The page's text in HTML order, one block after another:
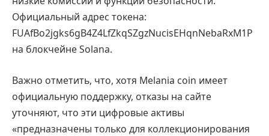
Официальный адрес токена:
FUAfBo2jgks6gB4Z4LfZkqSZgzNucisEHqnNebaRxM1P
на блокчейне Solana.
Важно отметить, что, хотя Melania coin имеет
официальную поддержку, отказы на сайте
уточняют, что эти цифровые активы
«предназначены только для коллекционирования